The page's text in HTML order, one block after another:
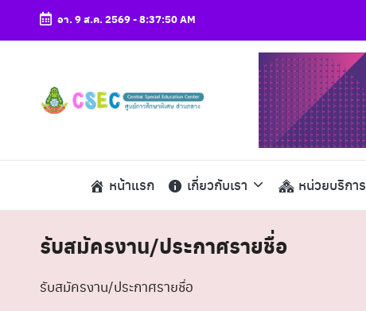
Skip
อา. 9 ส.ค. 2569-8:37:51 AM
ศู
ก
า
ร
csec
หน้าแรก เกี่ยวกับเรา หน่วยบริการ
รับสมัครงาน/ประกาศรายชื่อ
รับสมัครงาน/ประกาศรายชื่อ